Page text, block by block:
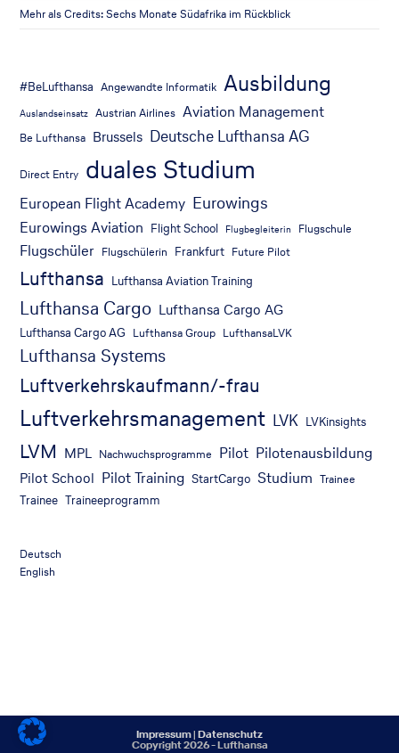
Mehr als Credits: Sechs Monate Südafrika im Rückblick
#BeLufthansa Angewandte Informatik Ausbildung
Auslandseinsatz Austrian Airlines Aviation Management
Be Lufthansa Brussels Deutsche Lufthansa AG
Direct Entry duales Studium
European Flight Academy Eurowings
Eurowings Aviation Flight School Flugbegleiterin Flugschule
Flugschüler Flugschülerin Frankfurt Future Pilot
Lufthansa Lufthansa Aviation Training
Lufthansa Cargo Lufthansa Cargo AG
Lufthansa Cargo AG Lufthansa Group LufthansaLVK
Lufthansa Systems
Luftverkehrskaufmann/-frau
Luftverkehrsmanagement LVK LVKinsights
LVM MPL Nachwuchsprogramme Pilot Pilotenausbildung
Pilot School Pilot Training StartCargo Studium Trainee
Trainee Traineeprogramm
Deutsch
English
Impressum|Datenschutz
Copyright 2026 - Lufthansa